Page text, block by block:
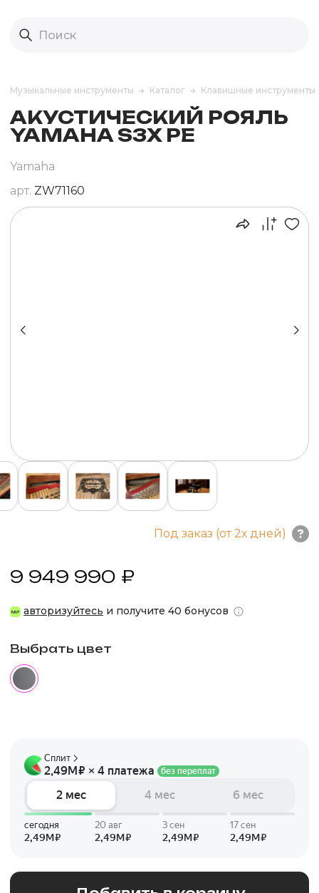
Музыкальные инструменты Каталог Клавишные инструменты
АКУСТИЧЕСКИЙ РОЯЛЬ
YAMAHA S3X PE
Yamaha
арт. ZW71160
Под заказ (от 2х дней)
9 949 990 ₽
авторизуйтесь и получите 40 бонусов
Выбрать цвет